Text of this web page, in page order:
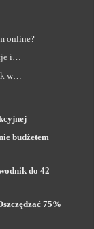
online?
i…
w…
budżetem
do 42
75%